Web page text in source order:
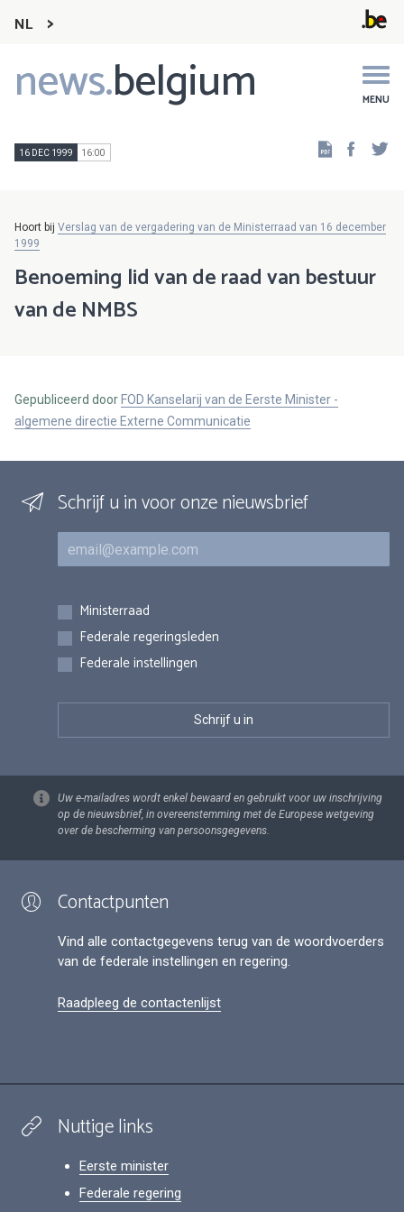
NL
news.belgium MENU
Main
navigation
16 DEC 1999 16:00
Hoort bij Verslag van de vergadering van de Ministerraad van 16 december
1999
Benoeming lid van de raad van bestuur
van de NMBS
Gepubliceerd door FOD Kanselarij van de Eerste Minister -
algemene directie Externe Communicatie
Schrijf u in voor onze nieuwsbrief
E-mail
Inschrijvingen
Ministerraad
Federale regeringsleden
Federale instellingen
Uw e-mailadres wordt enkel bewaard en gebruikt voor uw inschrijving
op de nieuwsbrief, in overeenstemming met de Europese wetgeving
over de bescherming van persoonsgegevens.
Contactpunten
Vind alle contactgegevens terug van de woordvoerders
van de federale instellingen en regering.
Raadpleeg de contactenlijst
Nuttige links
Eerste minister
Federale regering